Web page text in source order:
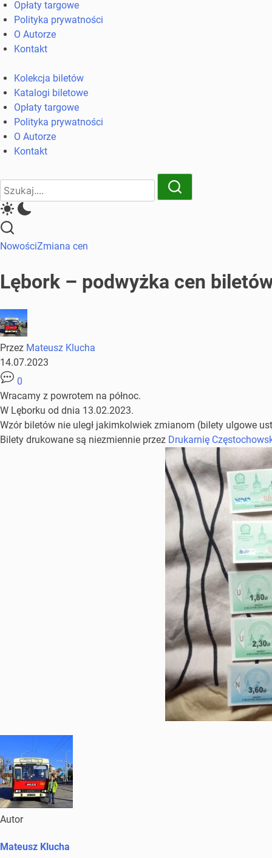
komunikacji
miejskiej
Opłaty targowe
Polityka prywatności
O Autorze
Kontakt
Kolekcja biletów
Katalogi biletowe
Opłaty targowe
Polityka prywatności
O Autorze
Kontakt
Close
Search
Search
NowościZmiana cen
Lębork – podwyżka cen
Przez Mateusz Klucha
14.07.2023
0
Wracamy z powrotem na północ.
W Lęborku od dnia 13.02.2023.
Wzór biletów nie uległ jakimkolwiek zmianom (bilety ulgowe
Bilety drukowane są niezmiennie przez Drukarnię
Autor
Mateusz Klucha